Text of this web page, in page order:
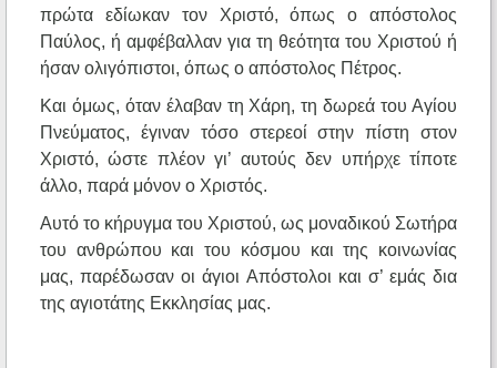
πρώτα εδίωκαν τον Χριστό, όπως ο απόστολος
Παύλος, ή αμφέβαλλαν για τη θεότητα του Χριστού ή
ήσαν ολιγόπιστοι, όπως ο απόστολος Πέτρος.
Και όμως, όταν έλαβαν τη Χάρη, τη δωρεά του Αγίου
Πνεύματος, έγιναν τόσο στερεοί στην πίστη στον
Χριστό, ώστε πλέον γι’ αυτούς δεν υπήρχε τίποτε
άλλο, παρά μόνον ο Χριστός.
Αυτό το κήρυγμα του Χριστού, ως μοναδικού Σωτήρα
του ανθρώπου και του κόσμου και της κοινωνίας
μας, παρέδωσαν οι άγιοι Απόστολοι και σ’ εμάς δια
της αγιοτάτης Εκκλησίας μας.